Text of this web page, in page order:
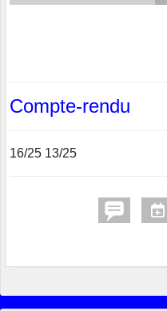
Compte-rendu
16/25 13/25